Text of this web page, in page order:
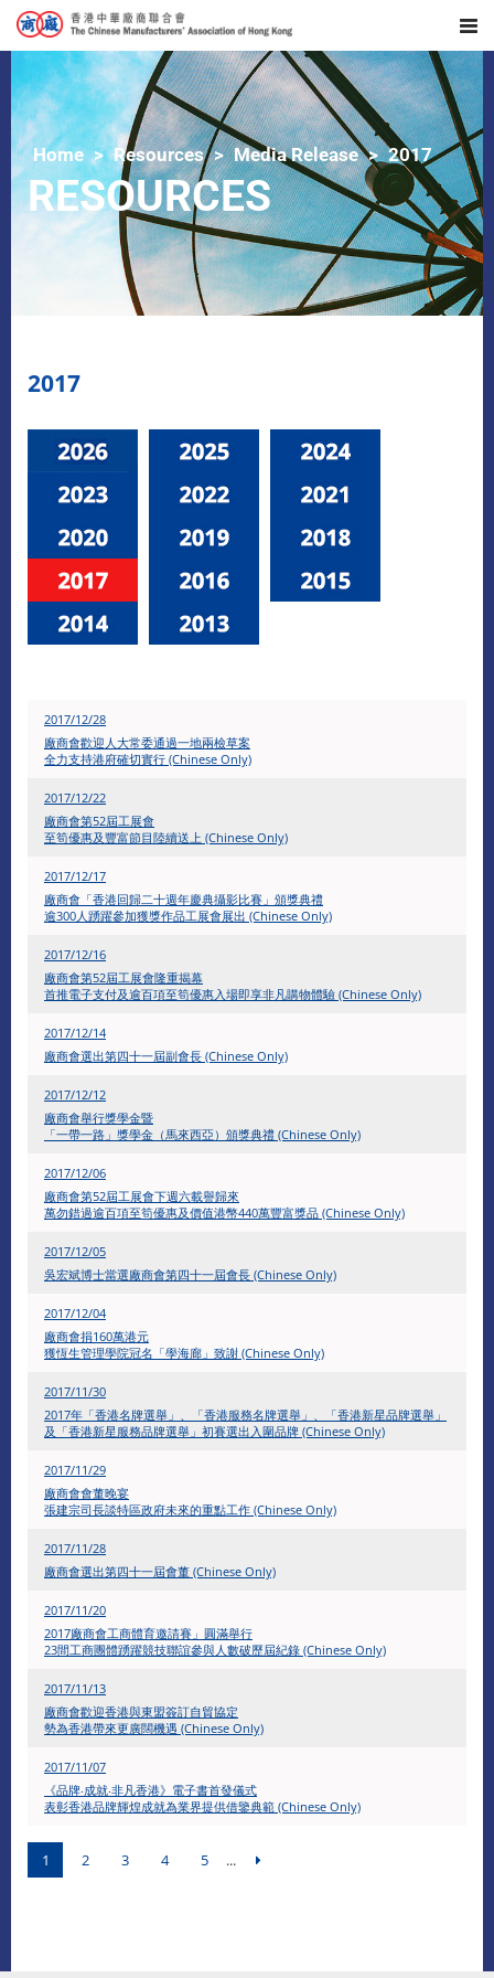
Home Resources Media Release 2017
RESOURCES
2017
2017/12/28
廠商會歡迎人大常委通過一地兩檢草案
全力支持港府確切實行 (Chinese Only)
2017/12/22
廠商會第52屆工展會
至筍優惠及豐富節目陸續送上 (Chinese Only)
2017/12/17
廠商會「香港回歸二十週年慶典攝影比賽」頒獎典禮
逾300人踴躍參加獲獎作品工展會展出 (Chinese Only)
2017/12/16
廠商會第52屆工展會隆重揭幕
首推電子支付及逾百項至筍優惠入場即享非凡購物體驗 (Chinese Only)
2017/12/14
廠商會選出第四十一屆副會長 (Chinese Only)
2017/12/12
廠商會舉行獎學金暨
「一帶一路」獎學金（馬來西亞）頒獎典禮 (Chinese Only)
2017/12/06
廠商會第52屆工展會下週六載譽歸來
萬勿錯過逾百項至筍優惠及價值港幣440萬豐富獎品 (Chinese Only)
2017/12/05
吳宏斌博士當選廠商會第四十一屆會長 (Chinese Only)
2017/12/04
廠商會捐160萬港元
獲恆生管理學院冠名「學海廊」致謝 (Chinese Only)
2017/11/30
2017年「香港名牌選舉」、「香港服務名牌選舉」、「香港新星品牌選舉」
及「香港新星服務品牌選舉」初賽選出入圍品牌 (Chinese Only)
2017/11/29
廠商會會董晚宴
張建宗司長談特區政府未來的重點工作 (Chinese Only)
2017/11/28
廠商會選出第四十一屆會董 (Chinese Only)
2017/11/20
2017廠商會工商體育邀請賽」圓滿舉行
23間工商團體踴躍競技聯誼參與人數破歷屆紀錄 (Chinese Only)
2017/11/13
廠商會歡迎香港與東盟簽訂自貿協定
勢為香港帶來更廣闊機遇 (Chinese Only)
2017/11/07
《品牌‧成就‧非凡香港》電子書首發儀式
表彰香港品牌輝煌成就為業界提供借鑒典範 (Chinese Only)
1 2 3 4 5 ...